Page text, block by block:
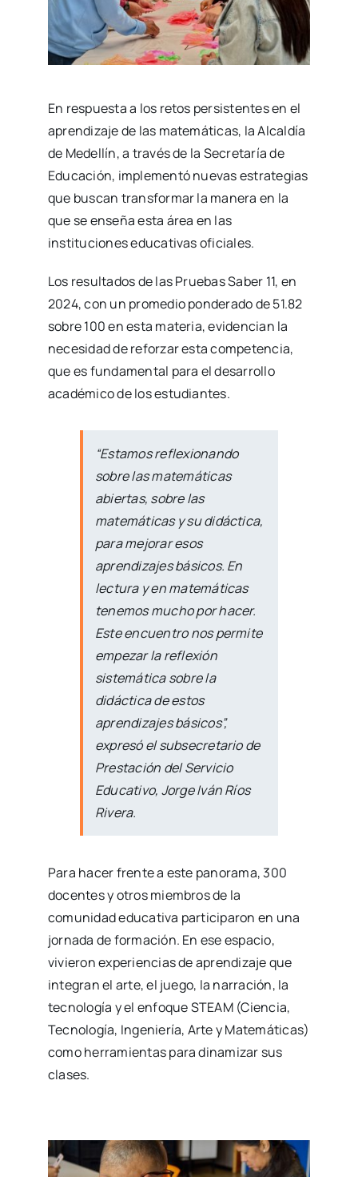
En respuesta a los retos persistentes en el
aprendizaje de las matemáticas, la Alcaldía
de Medellín, a través de la Secretaría de
Educación, implementó nuevas estrategias
que buscan transformar la manera en la
que se enseña esta área en las
instituciones educativas oficiales.
Los resultados de las Pruebas Saber 11, en
2024, con un promedio ponderado de 51.82
sobre 100 en esta materia, evidencian la
necesidad de reforzar esta competencia,
que es fundamental para el desarrollo
académico de los estudiantes.
“Estamos reflexionando
sobre las matemáticas
abiertas, sobre las
matemáticas y su didáctica,
para mejorar esos
aprendizajes básicos. En
lectura y en matemáticas
tenemos mucho por hacer.
Este encuentro nos permite
empezar la reflexión
sistemática sobre la
didáctica de estos
aprendizajes básicos”,
expresó el subsecretario de
Prestación del Servicio
Educativo, Jorge Iván Ríos
Rivera.
Para hacer frente a este panorama, 300
docentes y otros miembros de la
comunidad educativa participaron en una
jornada de formación. En ese espacio,
vivieron experiencias de aprendizaje que
integran el arte, el juego, la narración, la
tecnología y el enfoque STEAM (Ciencia,
Tecnología, Ingeniería, Arte y Matemáticas)
como herramientas para dinamizar sus
clases.